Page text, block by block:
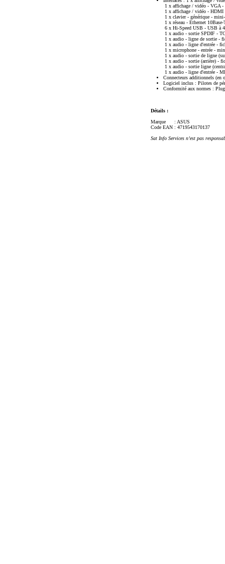
1 x affichage / vidéo - VGA
1 x affichage / vidéo -
1 x clavier - générique -
1 x réseau - Ethernet
6 x Hi-Speed USB - USB à
1 x audio - sortie SPDIF -
1 x audio - ligne de sortie -
1 x audio - ligne d'entrée -
1 x microphone - entrée -
1 x audio - sortie de ligne
1 x audio - sortie (arrière) -
1 x audio - sortie ligne
1 x audio - ligne d'entrée -
Connecteurs additionnels
Logiciel inclus : Pilotes de
Conformité aux normes :
Détails :
Marque
: ASUS
Code EAN : 4719543170137
Sat Info Services n’est pas